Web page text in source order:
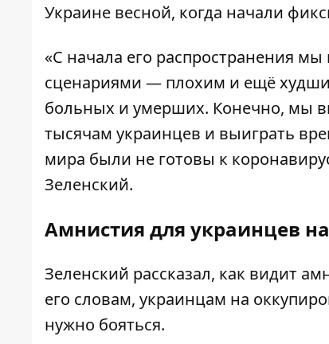
Украине весной, когда начали
«С начала его распространения
сценариями — плохим и ещё
больных и умерших. Конечно, мы
тысячам украинцев и выиграть
мира были не готовы к
Зеленский.
Амнистия для украинцев
Зеленский рассказал, как видит
его словам, украинцам на
нужно бояться.